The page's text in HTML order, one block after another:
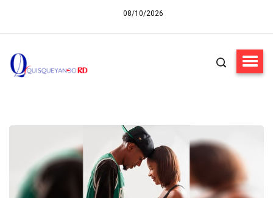
08/10/2026